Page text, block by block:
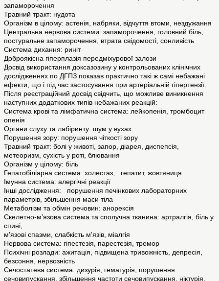
запаморочення
Травний тракт: нудота
Організм в цілому: астенія, набряки, відчуття втоми, нездужання
Центральна нервова системи: запаморочення, головний біль,
постуральне запаморочення, втрата свідомості, сонливість
Система дихання: риніт
Доброякісна гіперплазія передміхурової залози
Досвід використання доксазозину у контрольованих клінічних
дослідженнях по ДГПЗ показав практично такі ж самі небажані
ефекти, що і під час застосування при артеріальній гіпертензії.
Після реєстраційний досвід свідчить, що можливе виникнення
наступних додаткових типів небажаних реакцій:
Система крові та лімфатична система: лейкопенія, тромбоцит
опенія
Органи слуху та лабіринту: шум у вухах
Порушення зору: порушення чіткості зору
Травний тракт: болі у животі, запор, діарея, диспепсія,
метеоризм, сухість у роті, блювання
Організм у цілому: біль
Гепатобіліарна система: холестаз, гепатит, жовтяниця
Імунна система: алергічні реакції
Інші дослідження: порушення печінкових лабораторних
параметрів, збільшення маси тіла
Метаболізм та обмін речовин: aнорексія
Скелетно-м’язова система та сполучна тканина: aртралгія, біль у
спині,
м'язові спазми, слабкість м'язів, міалгія
Нервова система: гіпестезія, парестезія, тремор
Психічні розлади: ажитація, підвищена тривожність, депресія,
безсоння, нервозність
Сечостатева система: дизурія, гематурія, порушення
сечовипускання, збільшення частоти сечовипускання, ніктурія,